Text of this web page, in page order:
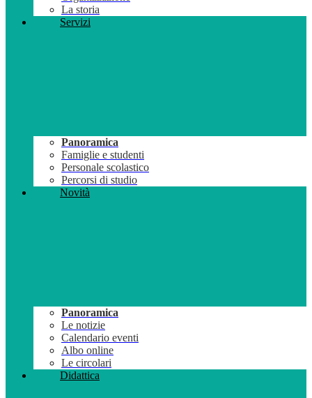
La storia
Servizi
Panoramica
Famiglie e studenti
Personale scolastico
Percorsi di studio
Novità
Panoramica
Le notizie
Calendario eventi
Albo online
Le circolari
Didattica